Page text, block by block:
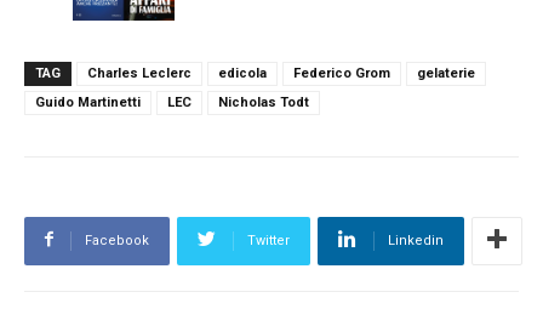
TAG Charles Leclerc edicola Federico Grom
gelaterie
Guido Martinetti
LEC Nicholas Todt
Facebook Twitter Linkedin